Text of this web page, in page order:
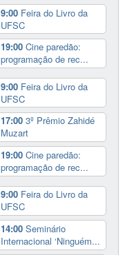
9:00 Feira do Livro da
UFSC
19:00Cine paredão:
programação de rec...
9:00 Feira do Livro da
UFSC
17:003º Prêmio Zahidé
Muzart
19:00Cine paredão:
programação de rec...
9:00 Feira do Livro da
UFSC
14:00Seminário
Internacional ‘Ninguém...